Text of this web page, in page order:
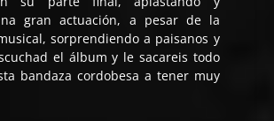
gran actuación, a pesar de la
sorprendiendo a paisanos y
el álbum y le sacareis todo
bandaza cordobesa a tener muy